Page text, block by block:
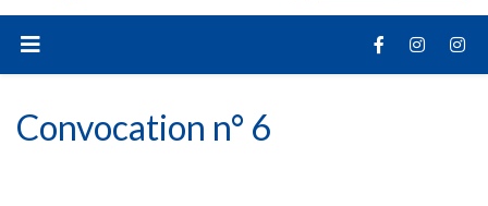
Convocation n° 6